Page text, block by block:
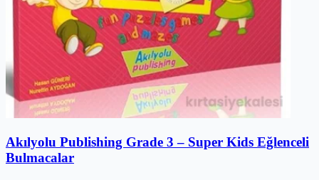
Akılyolu Publishing Grade 3 – Super Kids Eğlenceli
Bulmacalar